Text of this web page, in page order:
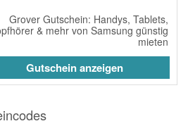
Grover Gutschein: Handys, Tablets,
& mehr von Samsung günstig
mieten
Gutschein anzeigen